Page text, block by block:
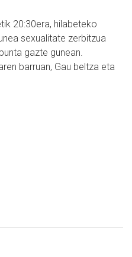
20:30era, hilabeteko
sexualitate zerbitzua
gazte gunean.
barruan, Gau beltza eta